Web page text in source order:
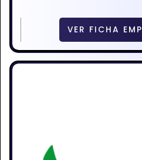
VER FICHA